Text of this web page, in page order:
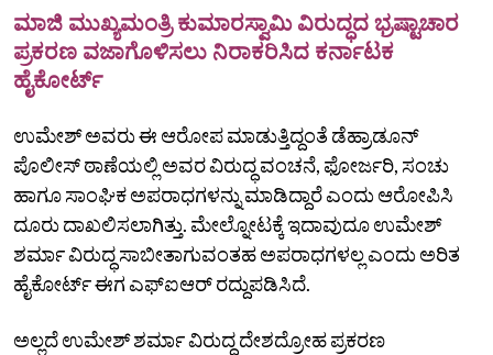
ಮಾಜಿ ಮುಖ್ಯಮಂತ್ರಿ ಕುಮಾರಸ್ವಾಮಿ ವಿರುದ್ಧದ ಭ್ರಷ್ಟಾಚಾರ
ಪ್ರಕರಣ ವಜಾಗೊಳಿಸಲು ನಿರಾಕರಿಸಿದ ಕರ್ನಾಟಕ
ಹೈಕೋರ್ಟ್
ಉಮೇಶ್‌ ಅವರು ಈ ಆರೋಪ ಮಾಡುತ್ತಿದ್ದಂತೆ ಡೆಹ್ರಾಡೂನ್‌
ಪೊಲೀಸ್‌ ಠಾಣೆಯಲ್ಲಿ ಅವರ ವಿರುದ್ಧ ವಂಚನೆ, ಫೋರ್ಜರಿ, ಸಂಚು
ಹಾಗೂ ಸಾಂಘಿಕ ಅಪರಾಧಗಳನ್ನು ಮಾಡಿದ್ದಾರೆ ಎಂದು ಆರೋಪಿಸಿ
ದೂರು ದಾಖಲಿಸಲಾಗಿತ್ತು. ಮೇಲ್ನೋಟಕ್ಕೆ ಇದಾವುದೂ ಉಮೇಶ್
ಶರ್ಮಾ ವಿರುದ್ಧ ಸಾಬೀತಾಗುವಂತಹ ಅಪರಾಧಗಳಲ್ಲ ಎಂದು ಅರಿತ
ಹೈಕೋರ್ಟ್‌ ಈಗ ಎಫ್‌ಐಆರ್‌ ರದ್ದುಪಡಿಸಿದೆ.
ಅಲ್ಲದೆ ಉಮೇಶ್‌ ಶರ್ಮಾ ವಿರುದ್ಧ ದೇಶದ್ರೋಹ ಪ್ರಕರಣ